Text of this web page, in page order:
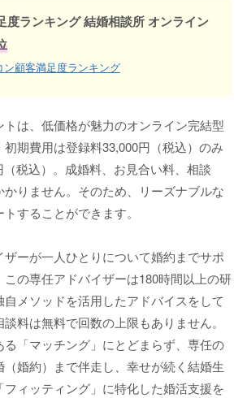
度ランキング 結婚相談所 オンライン
顧客満足度ランキング
は、低価格が魅力のオンライン完結型
期費用は登録料33,000円（税込）のみ
税込）。成婚料、お見合い料、相談
りません。そのため、リーズナブルな
することができます。
ザーが一人ひとりについて婚約までサポ
の専任アドバイザーは180時間以上の研
メソッドを活用したアドバイスをして
料は無料で回数の上限もありません。
「マッチング」にとどまらず、専任の
婚約）まで伴走し、幸せが続く結婚生
ィッティング」に特化した婚活支援を